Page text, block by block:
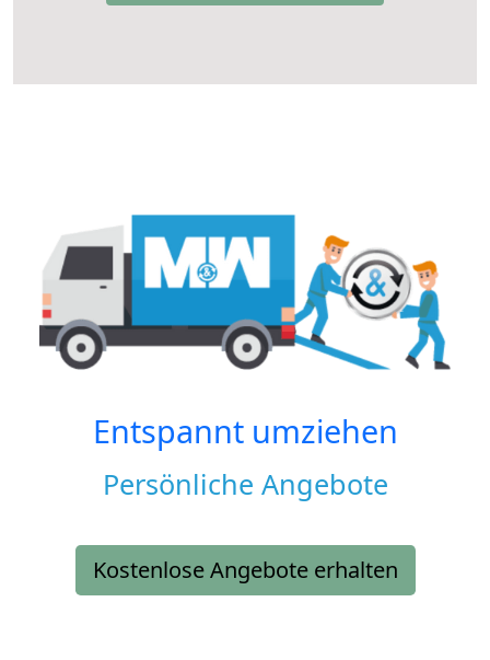
Entspannt umziehen
Persönliche Angebote
Kostenlose Angebote erhalten